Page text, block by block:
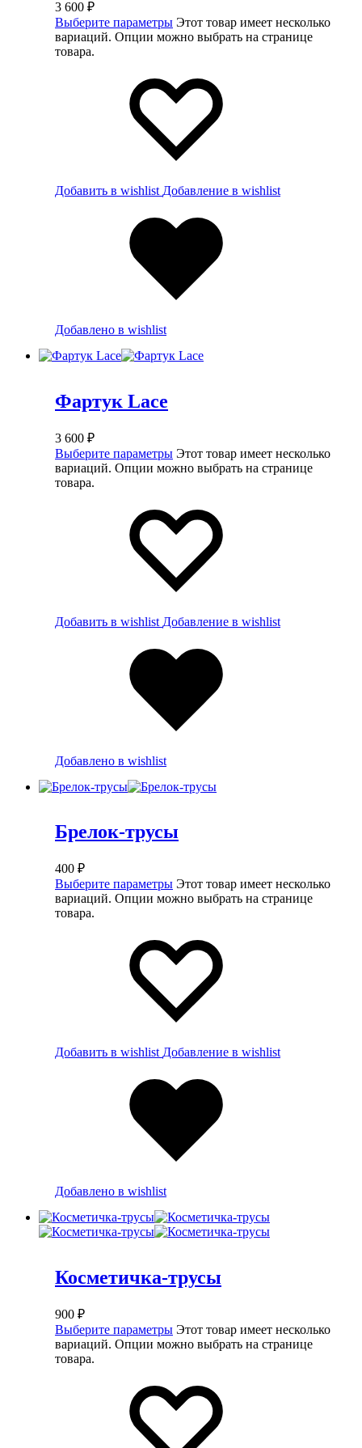
3 600 ₽
Выберите параметры Этот товар имеет несколько
вариаций. Опции можно выбрать на странице
товара.
Добавить в wishlist Добавление в wishlist
Добавлено в wishlist
Фартук Lace
3 600 ₽
Выберите параметры Этот товар имеет несколько
вариаций. Опции можно выбрать на странице
товара.
Добавить в wishlist Добавление в wishlist
Добавлено в wishlist
Брелок-трусы
400 ₽
Выберите параметры Этот товар имеет несколько
вариаций. Опции можно выбрать на странице
товара.
Добавить в wishlist Добавление в wishlist
Добавлено в wishlist
Косметичка-трусы
900 ₽
Выберите параметры Этот товар имеет несколько
вариаций. Опции можно выбрать на странице
товара.